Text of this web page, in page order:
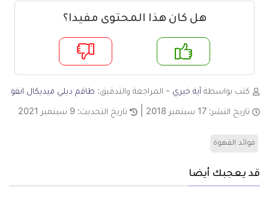
هل كان هذا المحتوى مفيدا؟
لا
كتب بواسطة آية خيري - المراجعة والتدقيق: طاقم ديلي ميديكال انفو
تاريخ النشر: 17 سبتمبر 2018 تاريخ التحديث: 9 سبتمبر 2021
فوائد القهوة
قد يعجبك أيضا